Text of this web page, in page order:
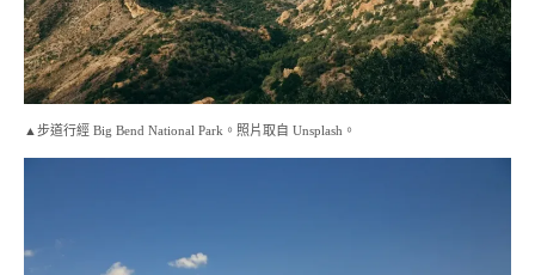
▲步道行經 Big Bend National Park。照片取自 Unsplash。